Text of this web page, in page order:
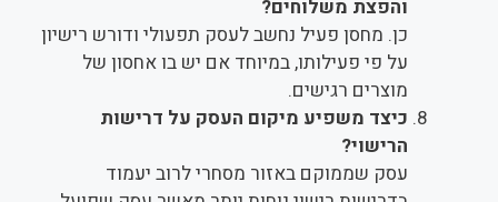
והפצת משלוחים?
כן. מחסן פעיל נחשב לעסק תפעולי ודורש רישיון
על פי פעילותו, במיוחד אם יש בו אחסון של
מוצרים רגישים.
כיצד משפיע מיקום העסק על דרישות
הרישוי?
עסק שממוקם באזור מסחרי לרוב יעמוד